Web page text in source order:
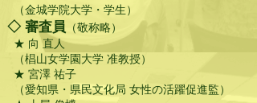
（金城学院大学・学生）
◇ 審査員 （敬称略）
★ 向 直人
（椙山女学園大学 准教授）
★ 宮澤 祐子
（愛知県・県民文化局 女性の活躍促進監）